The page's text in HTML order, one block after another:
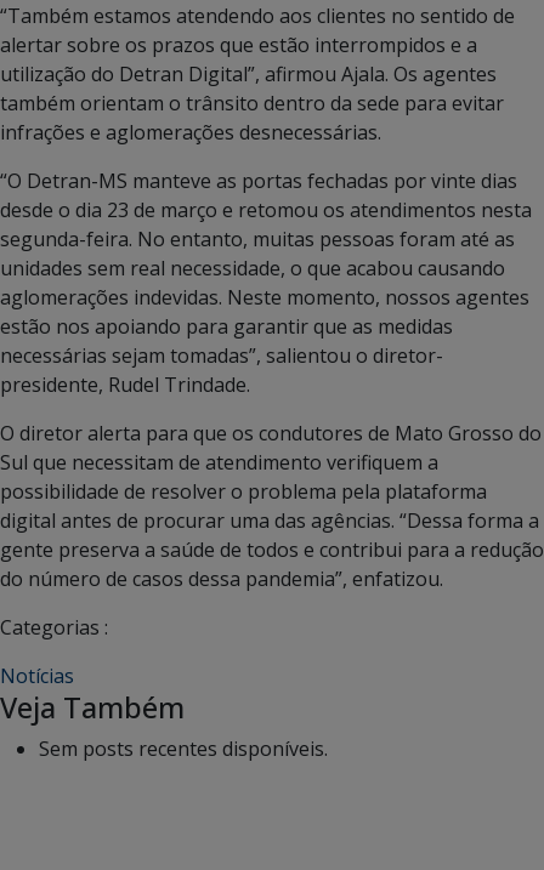
“Também estamos atendendo aos clientes no sentido de
alertar sobre os prazos que estão interrompidos e a
utilização do Detran Digital”, afirmou Ajala. Os agentes
também orientam o trânsito dentro da sede para evitar
infrações e aglomerações desnecessárias.
“O Detran-MS manteve as portas fechadas por vinte dias
desde o dia 23 de março e retomou os atendimentos nesta
segunda-feira. No entanto, muitas pessoas foram até as
unidades sem real necessidade, o que acabou causando
aglomerações indevidas. Neste momento, nossos agentes
estão nos apoiando para garantir que as medidas
necessárias sejam tomadas”, salientou o diretor-
presidente, Rudel Trindade.
O diretor alerta para que os condutores de Mato Grosso do
Sul que necessitam de atendimento verifiquem a
possibilidade de resolver o problema pela plataforma
digital antes de procurar uma das agências. “Dessa forma a
gente preserva a saúde de todos e contribui para a redução
do número de casos dessa pandemia”, enfatizou.
Categorias :
Notícias
Veja Também
Sem posts recentes disponíveis.